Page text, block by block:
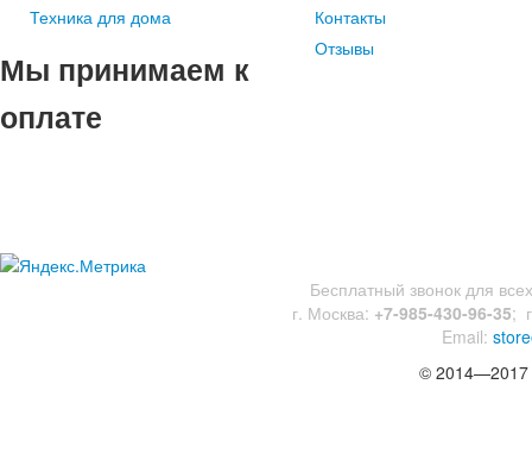
Техника для дома
Мы принимаем к
оплате
Контакты
Отзывы
Бесплатный звонок для
г. Москва: +7-985-430-96-35;
Email:
© 2014—2017